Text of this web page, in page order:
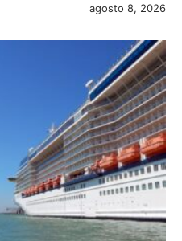
agosto 8, 2026